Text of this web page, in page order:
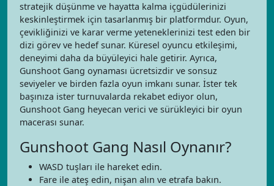
stratejik düşünme ve hayatta kalma içgüdülerinizi
keskinleştirmek için tasarlanmış bir platformdur. Oyun,
çevikliğinizi ve karar verme yeteneklerinizi test eden bir
dizi görev ve hedef sunar. Küresel oyuncu etkileşimi,
deneyimi daha da büyüleyici hale getirir. Ayrıca,
Gunshoot Gang oynaması ücretsizdir ve sonsuz
seviyeler ve birden fazla oyun imkanı sunar. İster tek
başınıza ister turnuvalarda rekabet ediyor olun,
Gunshoot Gang heyecan verici ve sürükleyici bir oyun
macerası sunar.
Gunshoot Gang Nasıl Oynanır?
WASD tuşları ile hareket edin.
Fare ile ateş edin, nişan alın ve etrafa bakın.